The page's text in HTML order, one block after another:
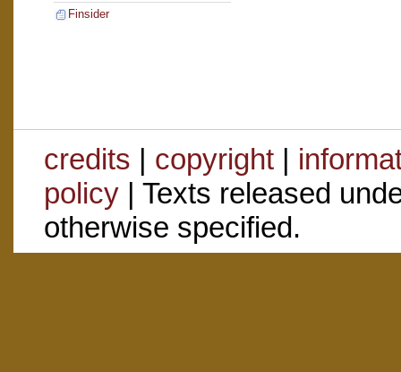
Finsider
credits | copyright|
policy| Texts released
otherwise specified.